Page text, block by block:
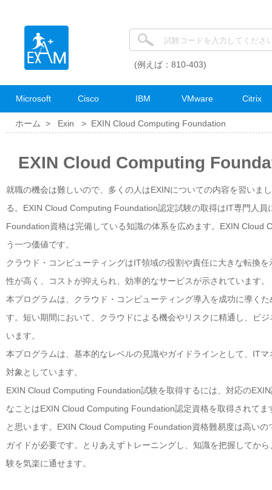
(例えば：810-403)
Microsoft Cisco IBM VMware Citrix
ホーム > Exin > EXIN Cloud Computing Foundation
EXIN Cloud Computing
就職の機会は難しいので、多くの人はEXINについての内容を習い
る。EXIN Cloud Computing Foundation認定試験の取得はIT専門人
Foundation資格は完備している知識の体系を広めます。EXIN
う一つ価値です。
クラウド・コンピューティングはIT領域の役割や責任に大きな転換
性が高く、コストが抑えられ、効率的なサービスが示されています。
本プログラムは、クラウド・コンピューティング導入を成功に導く
す。短い期間において、クラウドによる機会やリスクに精通し、ビ
います。
本プログラムは、基本的なレベルの見識やガイドラインとして、IT
対象としています。
EXIN Cloud Computing Foundation試験を取得するには、対応の
なことはEXIN Cloud Computing Foundation認定資格を取得されて
と思います。EXIN Cloud Computing Foundation資格難易度は高い
ガイドが必要です。とりあえずトレーニングし、知識を把握してか
験を気楽に通せます。